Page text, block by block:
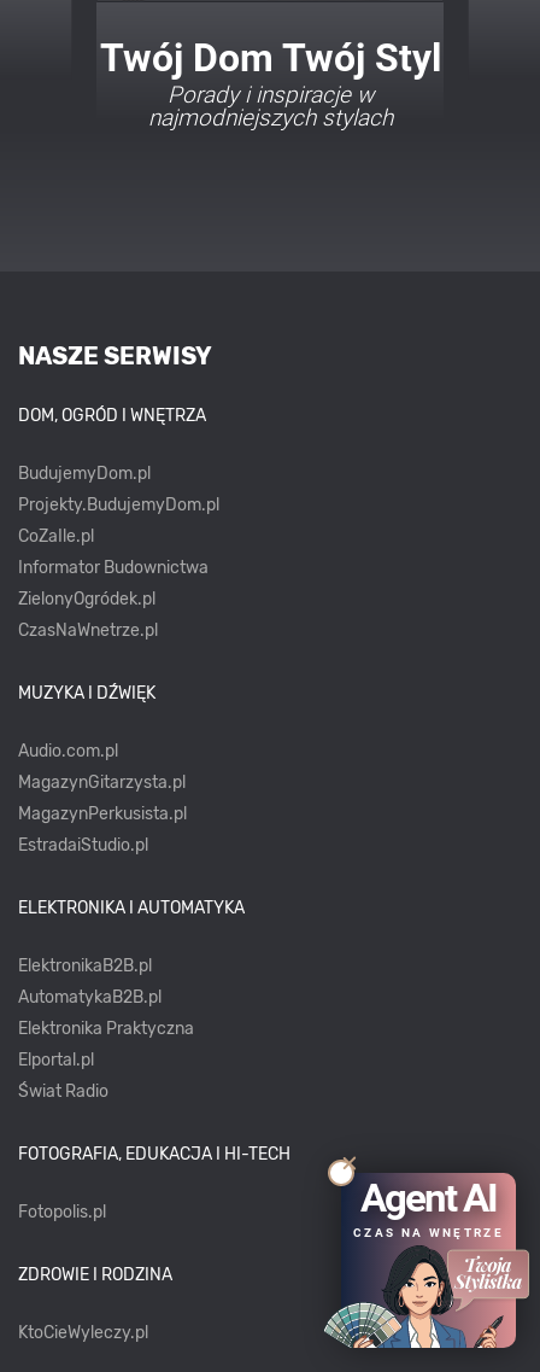
Twój Dom Twój Styl
Porady i inspiracje w
najmodniejszych stylach
NASZE SERWISY
DOM, OGRÓD I WNĘTRZA
BudujemyDom.pl
Projekty.BudujemyDom.pl
CoZaIle.pl
Informator Budownictwa
ZielonyOgródek.pl
CzasNaWnetrze.pl
MUZYKA I DŹWIĘK
Audio.com.pl
MagazynGitarzysta.pl
MagazynPerkusista.pl
EstradaiStudio.pl
ELEKTRONIKA I AUTOMATYKA
ElektronikaB2B.pl
AutomatykaB2B.pl
Elektronika Praktyczna
Elportal.pl
Świat Radio
FOTOGRAFIA, EDUKACJA I HI-TECH
Fotopolis.pl
ZDROWIE I RODZINA
KtoCieWyleczy.pl
Agent AI
CZAS NA WNĘTRZE